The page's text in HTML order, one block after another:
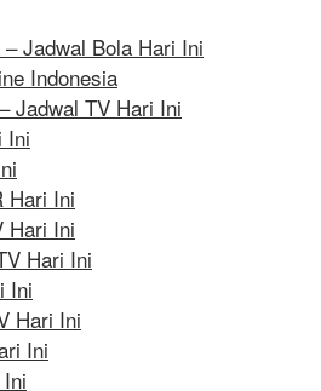
Jadwal Bola Hari Ini
Indonesia
Jadwal TV Hari Ini
Ini
Hari Ini
Hari Ini
Hari Ini
Ini
Hari Ini
Ini